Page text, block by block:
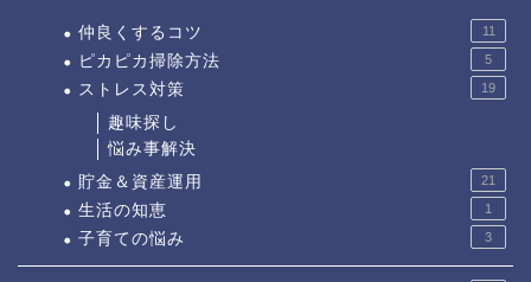
仲良くするコツ 11
ピカピカ掃除方法 5
ストレス対策 19
趣味探し
悩み事解決
貯金＆資産運用
21
生活の知恵 1
子育ての悩み 3